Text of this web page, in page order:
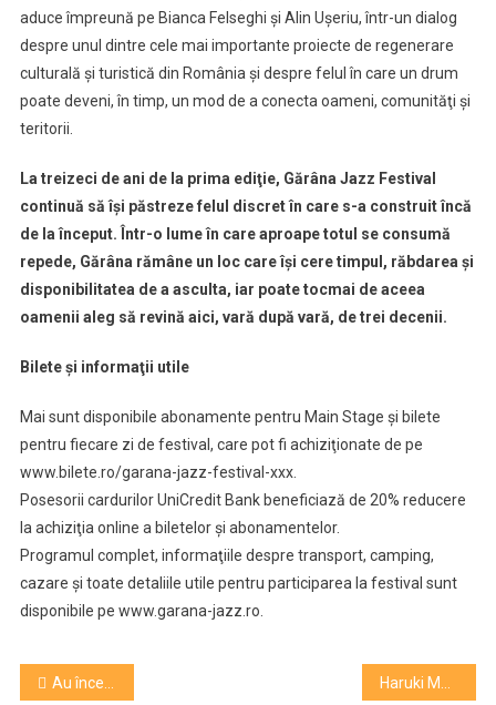
aduce împreună pe Bianca Felseghi şi Alin Uşeriu, într-un dialog
despre unul dintre cele mai importante proiecte de regenerare
culturală şi turistică din România şi despre felul în care un drum
poate deveni, în timp, un mod de a conecta oameni, comunităţi şi
teritorii.
La treizeci de ani de la prima ediţie, Gărâna Jazz Festival
continuă să îşi păstreze felul discret în care s-a construit încă
de la început. Într-o lume în care aproape totul se consumă
repede, Gărâna rămâne un loc care îşi cere timpul, răbdarea şi
disponibilitatea de a asculta, iar poate tocmai de aceea
oamenii aleg să revină aici, vară după vară, de trei decenii.
Bilete şi informaţii utile
Mai sunt disponibile abonamente pentru Main Stage şi bilete
pentru fiecare zi de festival, care pot fi achiziţionate de pe
www.bilete.ro/garana-jazz-festival-xxx.
Posesorii cardurilor UniCredit Bank beneficiază de 20% reducere
la achiziţia online a biletelor şi abonamentelor.
Programul complet, informaţiile despre transport, camping,
cazare şi toate detaliile utile pentru participarea la festival sunt
disponibile pe www.garana-jazz.ro.
Navigare
Au început filmările pentru „Comoara lui Harap-Alb”, un nou film de Igor Cobileanski